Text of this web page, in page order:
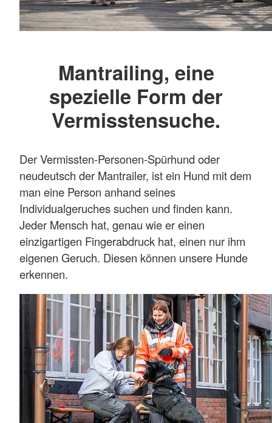
Mantrailing, eine
spezielle Form der
Vermisstensuche.
Der Vermissten-Personen-Spürhund oder
neudeutsch der Mantrailer, ist ein Hund mit dem
man eine Person anhand seines
Individualgeruches suchen und finden kann.
Jeder Mensch hat, genau wie er einen
einzigartigen Fingerabdruck hat, einen nur ihm
eigenen Geruch. Diesen können unsere Hunde
erkennen.